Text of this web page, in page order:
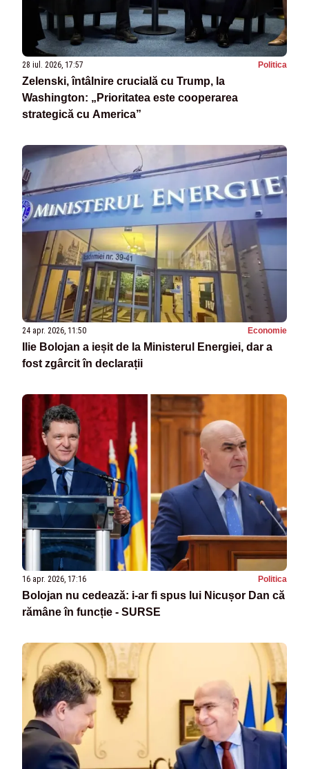
28 iul. 2026, 17:57 Politica
Zelenski, întâlnire crucială cu Trump, la
Washington: „Prioritatea este cooperarea
strategică cu America”
24 apr. 2026, 11:50 Economie
Ilie Bolojan a ieșit de la Ministerul Energiei, dar a
fost zgârcit în declarații
16 apr. 2026, 17:16 Politica
Bolojan nu cedează: i-ar fi spus lui Nicușor Dan că
rămâne în funcție - SURSE